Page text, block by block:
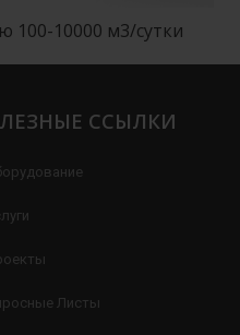
100-10000 м3/сутки
ССЫЛКИ
Листы